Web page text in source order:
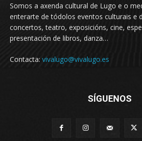
Somos a axenda cultural de Lugo e o
enterarte de tódolos eventos culturais e
concertos, teatro, exposicións, cine,
presentación de libros, danza…
Contacta: vivalugo@vivalugo.es
SÍGUENOS